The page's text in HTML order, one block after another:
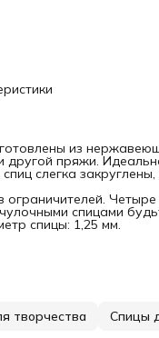
из
другой пряжи.
слегка
ограничителей.
спицами
спицы: 1,25 мм.
творчества Спицы